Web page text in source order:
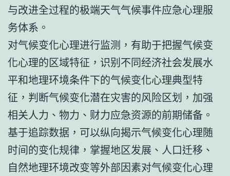
与改进全过程的极端天气气候事件应急心理服
务体系。
对气候变化心理进行监测，有助于把握气候变
化心理的区域特征，识别不同经济社会发展水
平和地理环境条件下的气候变化心理典型特
征，判断气候变化潜在灾害的风险区划，加强
相关人力、物力、财力应急资源的前期储备。
基于追踪数据，可以纵向揭示气候变化心理随
时间的变化规律，掌握地区发展、人口迁移、
自然地理环境改变等外部因素对气候变化心理